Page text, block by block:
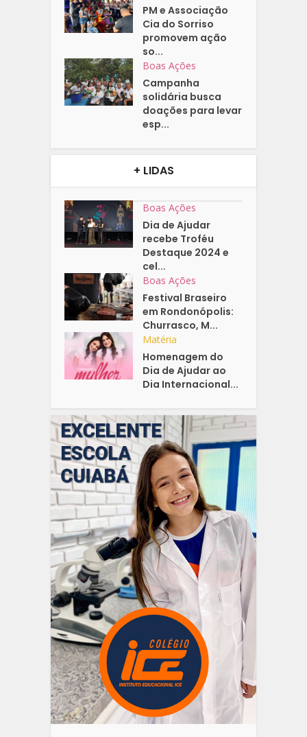
PM e Associação
Cia do Sorriso
promovem ação
so...
Boas Ações
Campanha
solidária busca
doações para levar
esp...
+ LIDAS
Boas Ações
Dia de Ajudar
recebe Troféu
Destaque 2024 e
cel...
Boas Ações
Festival Braseiro
em Rondonópolis:
Churrasco, M...
Matéria
Homenagem do
Dia de Ajudar ao
Dia Internacional...